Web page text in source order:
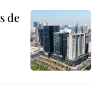
de